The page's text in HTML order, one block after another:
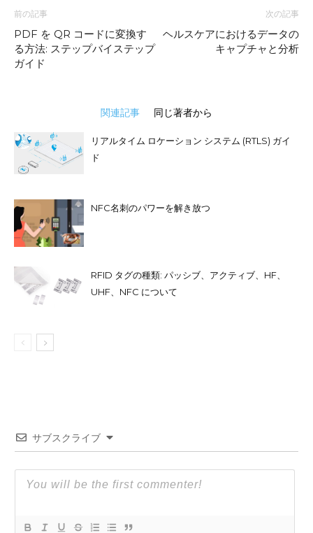
前の記事
PDF を QR コードに変換す
る方法: ステップバイステップ
ガイド
次の記事
ヘルスケアにおけるデータの
キャプチャと分析
関連記事 同じ著者から
リアルタイム ロケーション システム (RTLS) ガイ
ド
NFC名刺のパワーを解き放つ
RFID タグの種類: パッシブ、アクティブ、HF、
UHF、NFC について
サブスクライブ